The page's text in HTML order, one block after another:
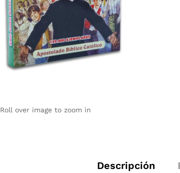
Roll over image to zoom in
Descripción